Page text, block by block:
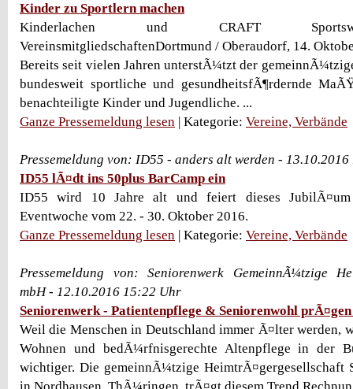
Kinder zu Sportlern machen
Kinderlachen und CRAFT
VereinsmitgliedschaftenDortmund / Oberaudorf, 14.
Bereits seit vielen Jahren unterstÃ¼tzt der
bundesweit sportliche und gesundheitsfÃ¶rdernde
benachteiligte Kinder und Jugendliche. ...
Ganze Pressemeldung lesen | Kategorie: Vereine, Verbände
Pressemeldung von: ID55 - anders alt werden -
ID55 lÃ¤dt ins 50plus BarCamp ein
ID55 wird 10 Jahre alt und feiert dieses
Eventwoche vom 22. - 30. Oktober 2016.
Ganze Pressemeldung lesen | Kategorie: Vereine, Verbände
Pressemeldung von: Seniorenwerk GemeinnÃ¼tzige
mbH - 12.10.2016 15:22 Uhr
Seniorenwerk - Patientenpflege & Seniorenwohl
Weil die Menschen in Deutschland immer Ã¤lter werden,
Wohnen und bedÃ¼rfnisgerechte Altenpflege in der
wichtiger. Die gemeinnÃ¼tzige HeimtrÃ¤gergesellschaft